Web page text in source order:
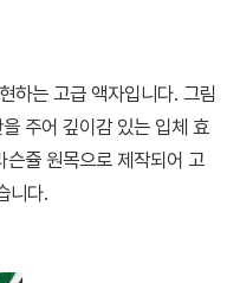
하는 고급 액자입니다. 그림
주어 깊이감 있는 입체 효
슨쥴 원목으로 제작되어 고
니다.